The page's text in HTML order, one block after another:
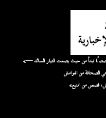
«نحن نُضخّم الأصوات التي لها قيمة، ونروي قصصًا تبدأ من حيث يصمت التيار السائد —